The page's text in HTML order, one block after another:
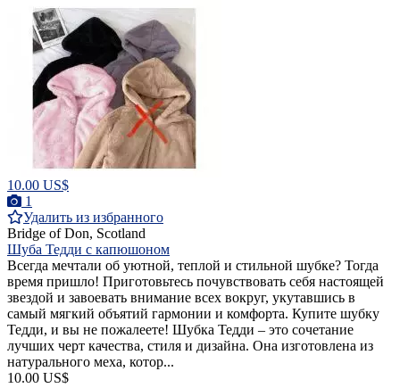
10.00 US$
1
Удалить из избранного
Bridge of Don, Scotland
Шуба Тедди с капюшоном
Всегда мечтали об уютной, теплой и стильной шубке? Тогда
время пришло! Приготовьтесь почувствовать себя настоящей
звездой и завоевать внимание всех вокруг, укутавшись в
самый мягкий объятий гармонии и комфорта. Купите шубку
Тедди, и вы не пожалеете! Шубка Тедди – это сочетание
лучших черт качества, стиля и дизайна. Она изготовлена из
натурального меха, котор...
10.00 US$